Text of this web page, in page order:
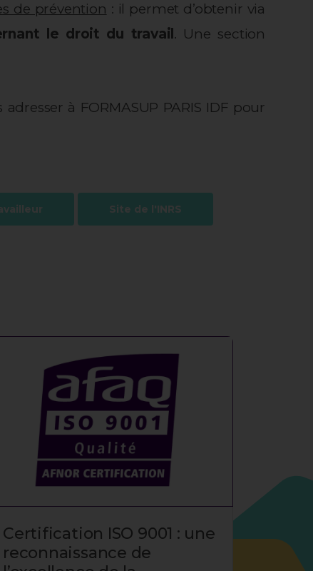
de prévention : il permet d’obtenir via
le droit du travail . Une section
à FORMASUP PARIS IDF pour
Site de l'INRS
Certification ISO 9001 : une
reconnaissance de